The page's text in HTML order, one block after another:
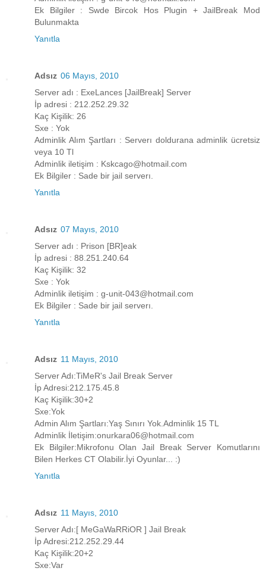
Ek Bilgiler : Swde Bircok Hos Plugin + JailBreak Mod
Bulunmakta
Yanıtla
Adsız 06 Mayıs, 2010
Server adı : ExeLances [JailBreak] Server
İp adresi : 212.252.29.32
Kaç Kişilik: 26
Sxe : Yok
Adminlik Alım Şartları : Serverı doldurana adminlik ücretsiz
veya 10 Tl
Adminlik iletişim : Kskcago@hotmail.com
Ek Bilgiler : Sade bir jail serverı.
Yanıtla
Adsız 07 Mayıs, 2010
Server adı : Prison [BR]eak
İp adresi : 88.251.240.64
Kaç Kişilik: 32
Sxe : Yok
Adminlik iletişim : g-unit-043@hotmail.com
Ek Bilgiler : Sade bir jail serverı.
Yanıtla
Adsız 11 Mayıs, 2010
Server Adı:TiMeR's Jail Break Server
İp Adresi:212.175.45.8
Kaç Kişilik:30+2
Sxe:Yok
Admin Alım Şartları:Yaş Sınırı Yok.Adminlik 15 TL
Adminlik İletişim:onurkara06@hotmail.com
Ek Bilgiler:Mikrofonu Olan Jail Break Server Komutlarını
Bilen Herkes CT Olabilir.İyi Oyunlar... :)
Yanıtla
Adsız 11 Mayıs, 2010
Server Adı:[ MeGaWaRRiOR ] Jail Break
İp Adresi:212.252.29.44
Kaç Kişilik:20+2
Sxe:Var